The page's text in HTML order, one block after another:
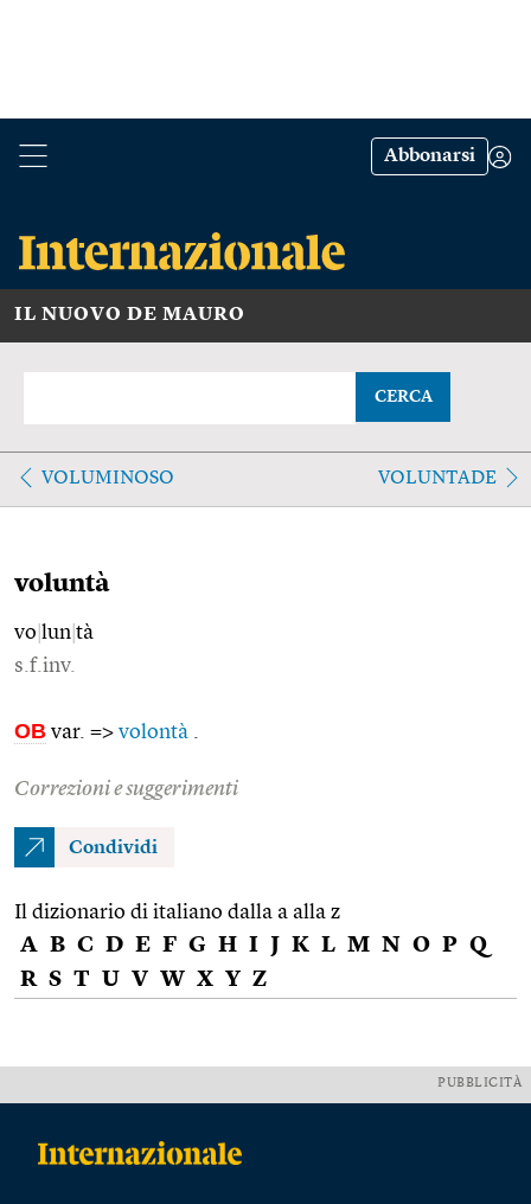
Abbonarsi
IL NUOVO DE MAURO
CERCA
VOLUMINOSO VOLUNTADE
voluntà
vo lun tà
s.f.inv.
OB var. => volontà
Correzioni e suggerimenti
Condividi
Il dizionario di italiano dalla a alla z
A B C D E F G H I J K L M N O P Q
R S T U V W X Y Z
PUBBLICITÀ